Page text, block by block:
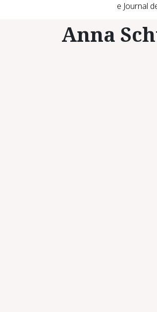
e Journal
Anna